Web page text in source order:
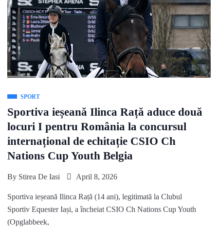
SPORT
Sportiva ieșeană Ilinca Rață aduce două
locuri I pentru România la concursul
internațional de echitație CSIO Ch
Nations Cup Youth Belgia
By Stirea De Iasi April 8, 2026
Sportiva ieșeană Ilinca Rață (14 ani), legitimată la Clubul
Sportiv Equester Iași, a încheiat CSIO Ch Nations Cup Youth
(Opglabbeek,